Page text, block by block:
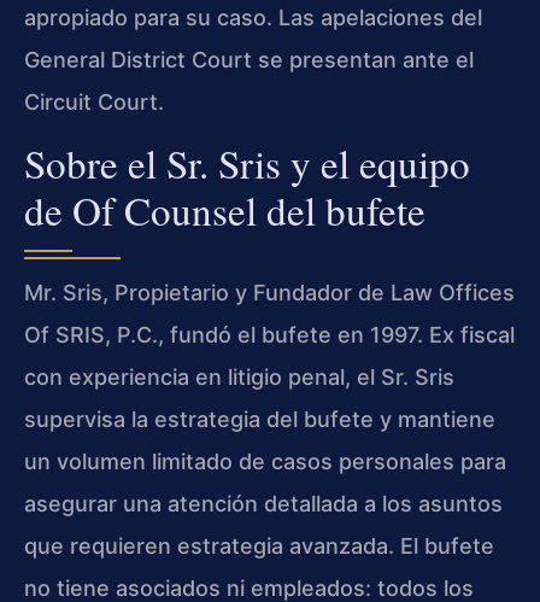
apropiado para su caso. Las apelaciones del
General District Court se presentan ante el
Circuit Court.
Sobre el Sr. Sris y el equipo
de Of Counsel del bufete
Mr. Sris, Propietario y Fundador de Law Offices
Of SRIS, P.C., fundó el bufete en 1997. Ex fiscal
con experiencia en litigio penal, el Sr. Sris
supervisa la estrategia del bufete y mantiene
un volumen limitado de casos personales para
asegurar una atención detallada a los asuntos
que requieren estrategia avanzada. El bufete
no tiene asociados ni empleados: todos los